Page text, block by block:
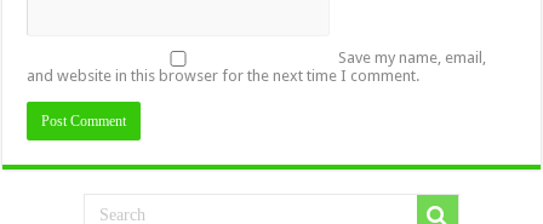
Save my name, email,
and website in this browser for the next time I comment.